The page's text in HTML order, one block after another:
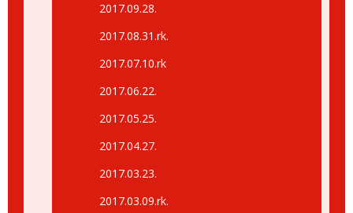
2017.09.28.
2017.08.31.rk.
2017.07.10.rk
2017.06.22.
2017.05.25.
2017.04.27.
2017.03.23.
2017.03.09.rk.